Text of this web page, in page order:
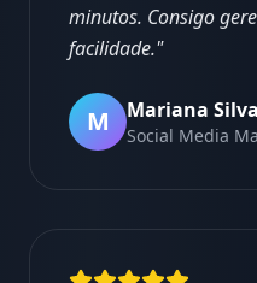
minutos. Consigo
facilidade."
M Mariana Silva
Social Media